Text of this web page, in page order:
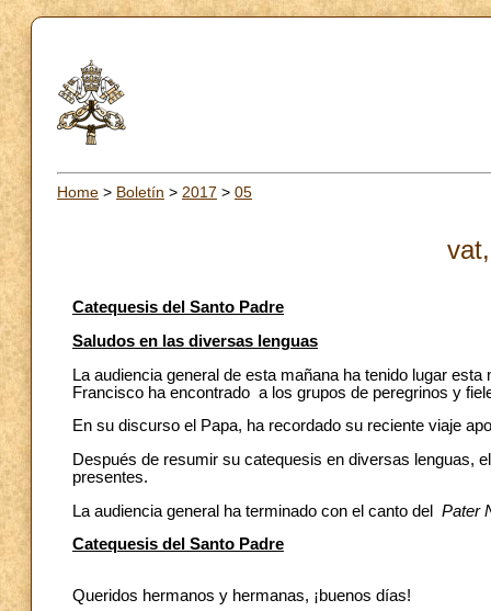
Home > Boletín > 2017 > 05
Catequesis del Santo Padre
Saludos en las diversas lenguas
La audiencia general de esta mañana ha tenido lugar
Francisco ha encontrado a los grupos de peregrinos y
En su discurso el Papa, ha recordado su reciente viaje
Después de resumir su catequesis en diversas lenguas,
presentes.
La audiencia general ha terminado con el canto del Pater
Catequesis del Santo Padre
Queridos hermanos y hermanas, ¡buenos días!